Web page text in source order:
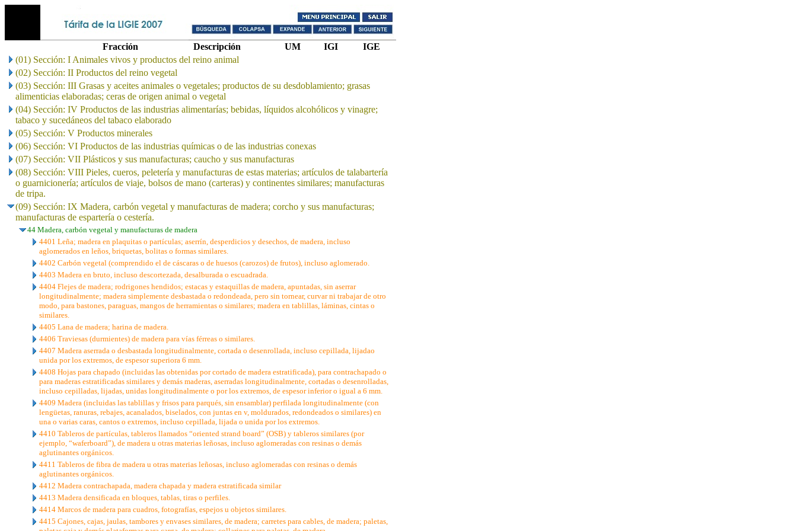
Fracción Descripción UM IGI
IGE
(01) Sección: I Animales vivos y productos del reino animal
(02) Sección: II Productos del reino vegetal
(03) Sección: III Grasas y aceites animales o vegetales; productos de su desdoblamiento; grasas
alimenticias elaboradas; ceras de origen animal o vegetal
(04) Sección: IV Productos de las industrias alimentarías; bebidas, líquidos alcohólicos y vinagre;
tabaco y sucedáneos del tabaco elaborado
(05) Sección: V Productos minerales
(06) Sección: VI Productos de las industrias químicas o de las industrias conexas
(07) Sección: VII Plásticos y sus manufacturas; caucho y sus manufacturas
(08) Sección: VIII Pieles, cueros, peletería y manufacturas de estas materias; artículos de talabartería
o guarnicionería; artículos de viaje, bolsos de mano (carteras) y continentes similares; manufacturas
de tripa.
(09) Sección: IX Madera, carbón vegetal y manufacturas de madera; corcho y sus manufacturas;
manufacturas de espartería o cestería.
44 Madera, carbón vegetal y manufacturas de madera
4401 Leña; madera en plaquitas o partículas; aserrín, desperdicios y desechos, de madera, incluso
aglomerados en leños, briquetas, bolitas o formas similares.
4402 Carbón vegetal (comprendido el de cáscaras o de huesos (carozos) de frutos), incluso aglomerado.
4403 Madera en bruto, incluso descortezada, desalburada o escuadrada.
4404 Flejes de madera; rodrigones hendidos; estacas y estaquillas de madera, apuntadas, sin aserrar
longitudinalmente; madera simplemente desbastada o redondeada, pero sin tornear, curvar ni trabajar de otro
modo, para bastones, paraguas, mangos de herramientas o similares; madera en tablillas, láminas, cintas o
similares.
4405 Lana de madera; harina de madera.
4406 Traviesas (durmientes) de madera para vías férreas o similares.
4407 Madera aserrada o desbastada longitudinalmente, cortada o desenrollada, incluso cepillada, lijadao
unida por los extremos, de espesor superiora 6 mm.
4408 Hojas para chapado (incluidas las obtenidas por cortado de madera estratificada), para contrachapado o
para maderas estratificadas similares y demás maderas, aserradas longitudinalmente, cortadas o desenrolladas,
incluso cepilladas, lijadas, unidas longitudinalmente o por los extremos, de espesor inferior o igual a 6 mm.
4409 Madera (incluidas las tablillas y frisos para parqués, sin ensamblar) perfilada longitudinalmente (con
lengüetas, ranuras, rebajes, acanalados, biselados, con juntas en v, moldurados, redondeados o similares) en
una o varias caras, cantos o extremos, incluso cepillada, lijada o unida por los extremos.
4410 Tableros de partículas, tableros llamados “oriented strand board” (OSB) y tableros similares (por
ejemplo, “waferboard”), de madera u otras materias leñosas, incluso aglomeradas con resinas o demás
aglutinantes orgánicos.
4411 Tableros de fibra de madera u otras materias leñosas, incluso aglomeradas con resinas o demás
aglutinantes orgánicos.
4412 Madera contrachapada, madera chapada y madera estratificada similar
4413 Madera densificada en bloques, tablas, tiras o perfiles.
4414 Marcos de madera para cuadros, fotografías, espejos u objetos similares.
4415 Cajones, cajas, jaulas, tambores y envases similares, de madera; carretes para cables, de madera; paletas,